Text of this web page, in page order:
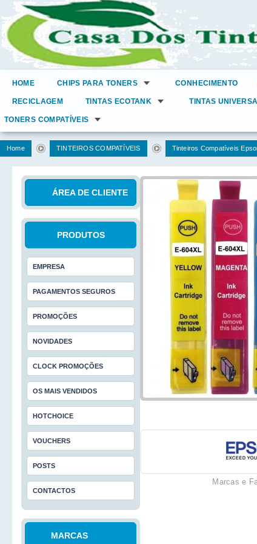
HOME CHIPS PARA TONERS CONHECIMENTO
RECICLAGEM TINTAS ECOTANK TINTAS
TONERS COMPATÍVEIS
Home TINTEIROS COMPATÍVEIS Tinteiros Compatíveis
ÁREA DE CLIENTE
PRODUTOS
EMPRESA
PAGAMENTOS SEGUROS
PROMOÇÕES
NOVIDADES
CLOCK PROMOÇÕES
OS MAIS VENDIDOS
HOTCHOICE
VOUCHERS
POSTS
CONTACTOS
MARCAS
Marcas e